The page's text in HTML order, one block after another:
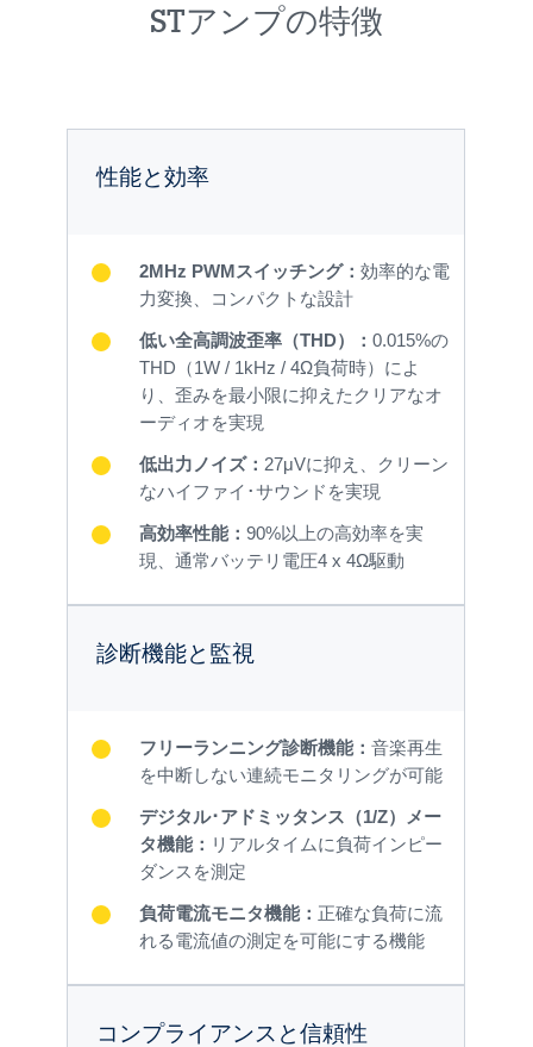
STアンプの特徴
性能と効率
2MHz PWMスイッチング： 効率的な電
力変換、コンパクトな設計
低い全高調波歪率（THD）： 0.015%の
THD（1W / 1kHz / 4Ω負荷時）によ
り、歪みを最小限に抑えたクリアなオ
ーディオを実現
低出力ノイズ： 27μVに抑え、クリーン
なハイファイ･サウンドを実現
高効率性能： 90%以上の高効率を実
現、通常バッテリ電圧4 x 4Ω駆動
診断機能と監視
フリーランニング診断機能： 音楽再生
を中断しない連続モニタリングが可能
デジタル･アドミッタンス（1/Z）メー
タ機能： リアルタイムに負荷インピー
ダンスを測定
負荷電流モニタ機能： 正確な負荷に流
れる電流値の測定を可能にする機能
コンプライアンスと信頼性